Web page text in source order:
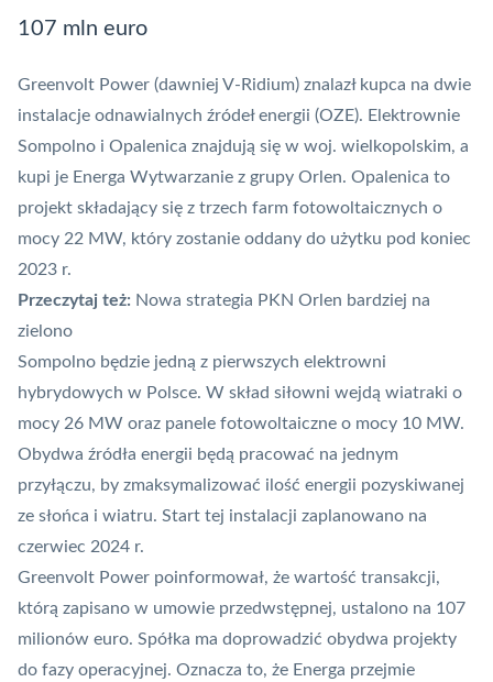
107 mln euro
Greenvolt Power (dawniej V-Ridium) znalazł kupca na dwie
instalacje odnawialnych źródeł energii (OZE). Elektrownie
Sompolno i Opalenica znajdują się w woj. wielkopolskim, a
kupi je Energa Wytwarzanie z grupy Orlen. Opalenica to
projekt składający się z trzech farm fotowoltaicznych o
mocy 22 MW, który zostanie oddany do użytku pod koniec
2023 r.
Przeczytaj też: Nowa strategia PKN Orlen bardziej na
zielono
Sompolno będzie jedną z pierwszych elektrowni
hybrydowych w Polsce. W skład siłowni wejdą wiatraki o
mocy 26 MW oraz panele fotowoltaiczne o mocy 10 MW.
Obydwa źródła energii będą pracować na jednym
przyłączu, by zmaksymalizować ilość energii pozyskiwanej
ze słońca i wiatru. Start tej instalacji zaplanowano na
czerwiec 2024 r.
Greenvolt Power poinformował, że wartość transakcji,
którą zapisano w umowie przedwstępnej, ustalono na 107
milionów euro. Spółka ma doprowadzić obydwa projekty
do fazy operacyjnej. Oznacza to, że Energa przejmie